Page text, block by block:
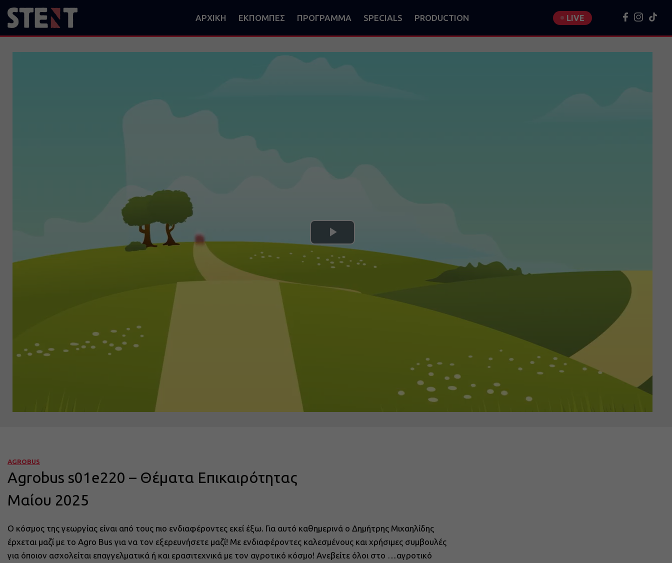
ΑΡΧΙΚΗ ΕΚΠΟΜΠΕΣ ΠΡΟΓΡΑΜΜΑ SPECIALS PRODUCTION LIVE
Play
Video
AGROBUS
Agrobus s01e220 – Θέματα Επικαιρότητας
Μαίου 2025
Ο κόσμος της γεωργίας είναι από τους πιο ενδιαφέροντες εκεί έξω. Για αυτό καθημερινά ο Δημήτρης Μιχαηλίδης
έρχεται μαζί με το Agro Bus για να τον εξερευνήσετε μαζί! Με ενδιαφέροντες καλεσμένους και χρήσιμες συμβουλές
για όποιον ασχολείται επαγγελματικά ή και ερασιτεχνικά με τον αγροτικό κόσμο! Ανεβείτε όλοι στο …αγροτικό